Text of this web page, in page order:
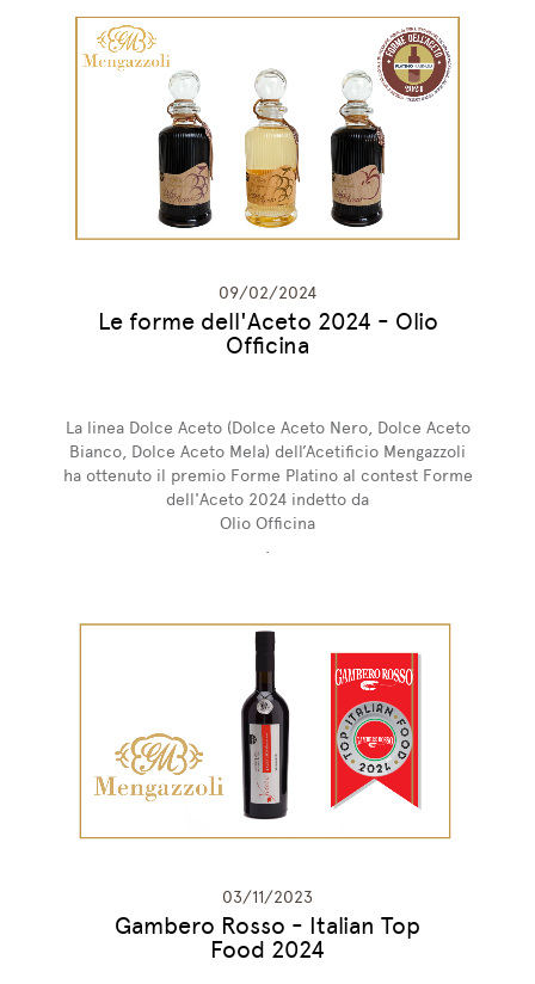
09/02/2024
Le forme dell'Aceto 2024 - Olio
Officina
La linea Dolce Aceto (Dolce Aceto Nero, Dolce Aceto
Bianco, Dolce Aceto Mela) dell’Acetificio Mengazzoli
ha ottenuto il premio Forme Platino al contest Forme
dell'Aceto 2024 indetto da
Olio Officina
.
03/11/2023
Gambero Rosso - Italian Top
Food 2024